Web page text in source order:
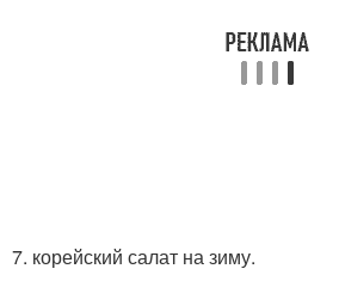
7. корейский салат на зиму.